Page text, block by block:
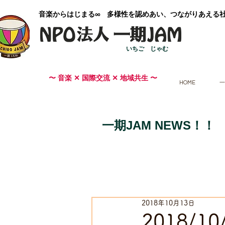
音楽からはじまる∞ 多様性を認めあい、つながりあえる
いちご じゃむ
〜 音楽 ✕ 国際交流 ✕ 地域共生 〜
HOME
一期JAM NEWS！！
2018/
2018年10月13日